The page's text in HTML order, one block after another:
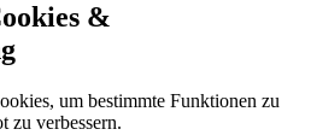
&
um bestimmte Funktionen zu
zu verbessern.